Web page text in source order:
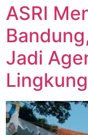
ASRI
Jadi